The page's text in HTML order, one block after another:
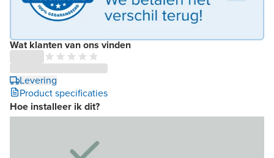
Wat klanten van ons vinden
Levering
Product specificaties
Hoe installeer ik dit?